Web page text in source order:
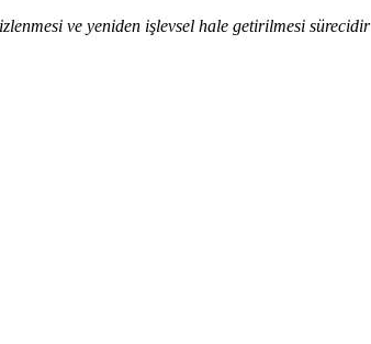
ve yeniden işlevsel hale getirilmesi sürecidir